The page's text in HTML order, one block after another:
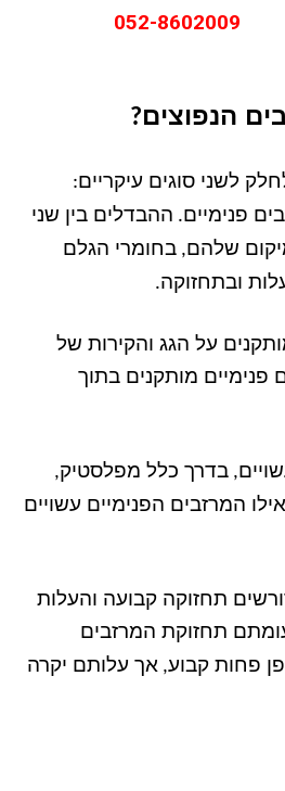
052-8602009
הנפוצים?
לשני סוגים עיקריים:
פנימיים. ההבדלים בין שני
שלהם, בחומרי הגלם
ובתחזוקה.
על הגג והקירות של
מותקנים בתוך
, בדרך כלל מפלסטיק,
המרזבים הפנימיים עשויים
תחזוקה קבועה והעלות
תחזוקת המרזבים
פחות קבוע, אך עלותם יקרה